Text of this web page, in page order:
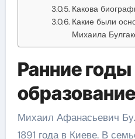
Какова
Какие были
Михаила
Ранние годы
образование
Михаил Афанасьевич
1891 года в Киеве. В